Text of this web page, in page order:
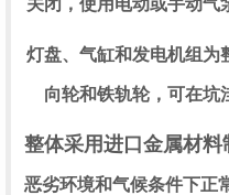
灯盘、气缸和发电机组为
向轮和铁轨轮，可在坑
整体采用进口金属材料
恶劣环境和气候条件下正